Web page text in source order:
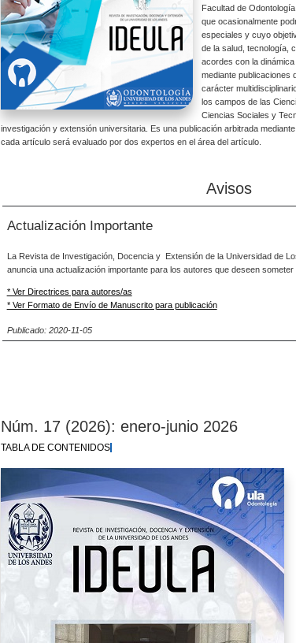
Facultad de
que ocasionalmente
especiales y cuyo
de la salud, tecnología,
acordes con la
mediante publicaciones
carácter
los campos de las
Ciencias Sociales y
investigación y extensión universitaria. Es una publicación arbitrada
cada artículo será evaluado por dos expertos en el área del artículo.
Avisos
Actualización Importante
La Revista de Investigación, Docencia y Extensión de la Universidad de
anuncia una actualización importante para los autores que deseen
* Ver Directrices para autores/as
* Ver Formato de Envío de Manuscrito para publicación
Publicado: 2020-11-05
Núm. 17 (2026): enero-junio 2026
TABLA DE CONTENIDOS